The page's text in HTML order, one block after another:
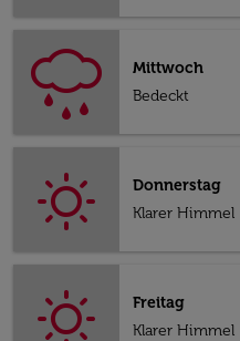
Mittwoch
Bedeckt
Donnerstag
Klarer Himmel
Freitag
Klarer Himmel